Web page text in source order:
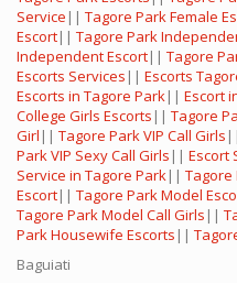
Service || Tagore Park Female
Escort|| Tagore Park
Independent Escort|| Tagore
Escorts Services || Escorts
Escorts in Tagore Park|| Escort
College Girls Escorts || Tagore
Girl || Tagore Park VIP Call Girls ||
Park VIP Sexy Call Girls || Escort
Service in Tagore Park|| Tagore
Escort|| Tagore Park Model
Tagore Park Model Call Girls ||
Park Housewife Escorts ||
Baguiati